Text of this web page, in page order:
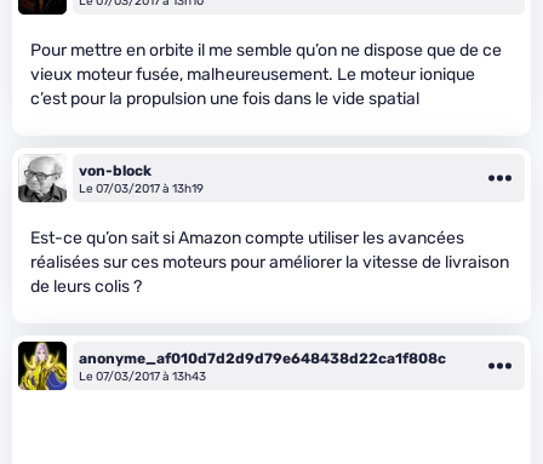
Pour mettre en orbite il me semble qu’on ne dispose que de ce
vieux moteur fusée, malheureusement. Le moteur ionique
c’est pour la propulsion une fois dans le vide spatial
von-block
Le 07/03/2017 à 13h19
Est-ce qu’on sait si Amazon compte utiliser les avancées
réalisées sur ces moteurs pour améliorer la vitesse de livraison
de leurs colis ?
anonyme_af010d7d2d9d79e648438d22ca1f808c
Le 07/03/2017 à 13h43